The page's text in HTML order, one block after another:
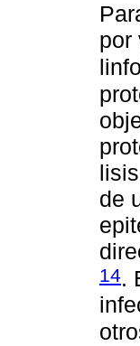
por
de
14.